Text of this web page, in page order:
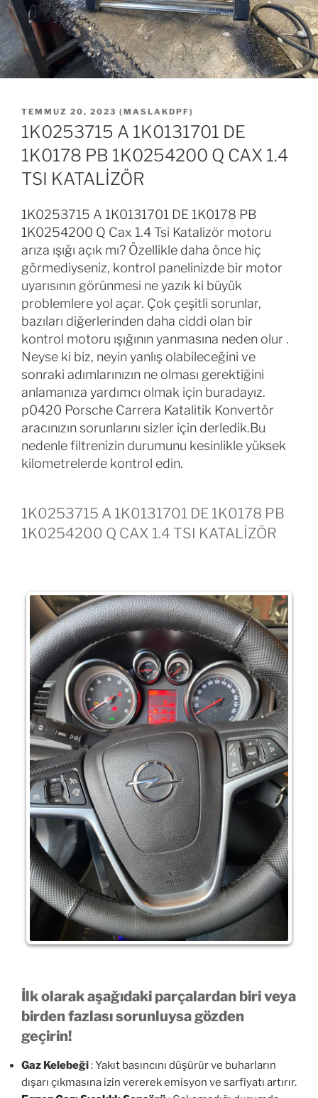
YAYIM
TARIHI
TEMMUZ 20, 2023 ( MASLAKDPF)
1K0253715 A 1K0131701 DE
1K0178 PB 1K0254200 Q CAX 1.4
TSI KATALİZÖR
1K0253715 A 1K0131701 DE 1K0178 PB
1K0254200 Q Cax 1.4 Tsi Katalizör motoru
arıza ışığı açık mı? Özellikle daha önce hiç
görmediyseniz, kontrol panelinizde bir motor
uyarısının görünmesi ne yazık ki büyük
problemlere yol açar. Çok çeşitli sorunlar,
bazıları diğerlerinden daha ciddi olan bir
kontrol motoru ışığının yanmasına neden olur .
Neyse ki biz, neyin yanlış olabileceğini ve
sonraki adımlarınızın ne olması gerektiğini
anlamanıza yardımcı olmak için buradayız.
p0420 Porsche Carrera Katalitik Konvertör
aracınızın sorunlarını sizler için derledik.Bu
nedenle filtrenizin durumunu kesinlikle yüksek
kilometrelerde kontrol edin.
1K0253715 A 1K0131701 DE 1K0178 PB
1K0254200 Q CAX 1.4 TSI KATALİZÖR
İlk olarak aşağıdaki parçalardan biri veya
birden fazlası sorunluysa gözden
geçirin!
Gaz Kelebeği: Yakıt basıncını düşürür ve buharların
dışarı çıkmasına izin vererek emisyon ve sarfiyatı artırır.